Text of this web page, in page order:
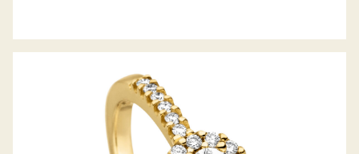
DIAMANTRING PICCOLINA